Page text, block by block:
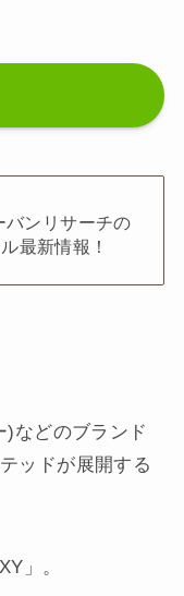
バンリサーチの
最新情報！
などのブランド
ッドが展開する
」。